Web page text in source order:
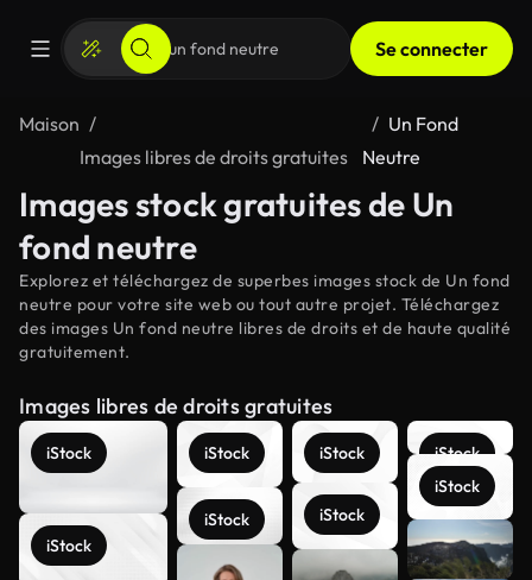
Se connecter
Maison
Images libres de droits gratuites
Un Fond
Neutre
Images stock gratuites de Un
fond neutre
Explorez et téléchargez de superbes images stock de Un fond
neutre pour votre site web ou tout autre projet. Téléchargez
des images Un fond neutre libres de droits et de haute qualité
gratuitement.
Images libres de droits gratuites
iStock
iStock
iStock
iStock
iStock
iStock
iStock
iStock
Voir plus